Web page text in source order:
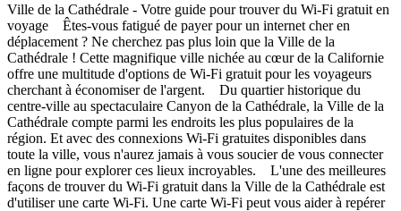
Ville de la Cathédrale - Votre guide pour trouver du Wi-Fi gratuit en
voyage Êtes-vous fatigué de payer pour un internet cher en
déplacement ? Ne cherchez pas plus loin que la Ville de la
Cathédrale ! Cette magnifique ville nichée au cœur de la Californie
offre une multitude d'options de Wi-Fi gratuit pour les voyageurs
cherchant à économiser de l'argent. Du quartier historique du
centre-ville au spectaculaire Canyon de la Cathédrale, la Ville de la
Cathédrale compte parmi les endroits les plus populaires de la
région. Et avec des connexions Wi-Fi gratuites disponibles dans
toute la ville, vous n'aurez jamais à vous soucier de vous connecter
en ligne pour explorer ces lieux incroyables. L'une des meilleures
façons de trouver du Wi-Fi gratuit dans la Ville de la Cathédrale est
d'utiliser une carte Wi-Fi. Une carte Wi-Fi peut vous aider à repérer